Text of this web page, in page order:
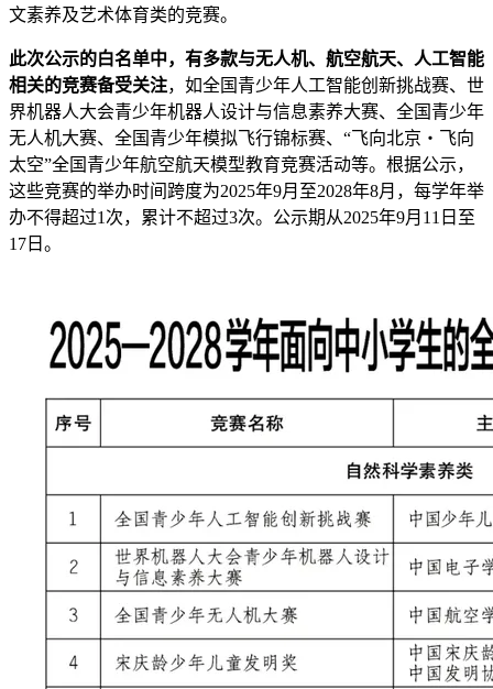
文素养及艺术体育类的竞赛。
此次公示的白名单中，有多款与无人机、航空航天、人工智能
相关的竞赛备受关注，如全国青少年人工智能创新挑战赛、世
界机器人大会青少年机器人设计与信息素养大赛、全国青少年
无人机大赛、全国青少年模拟飞行锦标赛、“飞向北京・飞向
太空”全国青少年航空航天模型教育竞赛活动等。根据公示，
这些竞赛的举办时间跨度为2025年9月至2028年8月，每学年举
办不得超过1次，累计不超过3次。公示期从2025年9月11日至
17日。